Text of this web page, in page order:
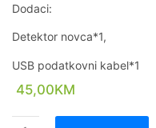
Dodaci:
Detektor novca*1,
USB podatkovni kabel*1
45,00KM